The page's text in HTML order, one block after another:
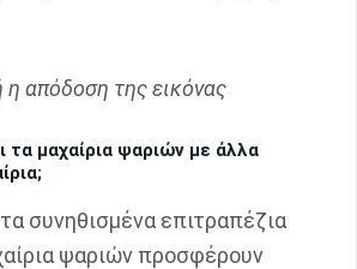
η απόδοση της εικόνας
τα μαχαίρια ψαριών με άλλα
συνηθισμένα επιτραπέζια
ψαριών προσφέρουν